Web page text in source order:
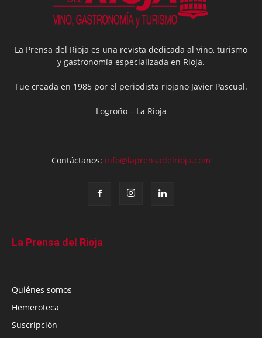
La Prensa del Rioja es una revista dedicada al vino, turismo
y gastronomía especializada en Rioja.
Fue creada en 1985 por el periodista riojano Javier Pascual.
Logroño – La Rioja
Contáctanos: info@laprensadelrioja.com
La Prensa del Rioja
Quiénes somos
Hemeroteca
Suscripción